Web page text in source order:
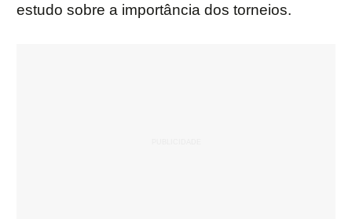
estudo sobre a importância dos torneios.